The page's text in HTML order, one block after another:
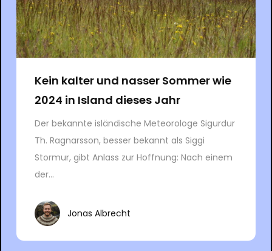
Kein kalter und nasser Sommer wie
2024 in Island dieses Jahr
Der bekannte isländische Meteorologe Sigurdur
Th. Ragnarsson, besser bekannt als Siggi
Stormur, gibt Anlass zur Hoffnung: Nach einem
der...
Jonas Albrecht